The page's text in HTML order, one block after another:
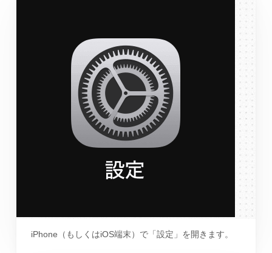
iPhone（もしくはiOS端末）で「設定」を開きます。